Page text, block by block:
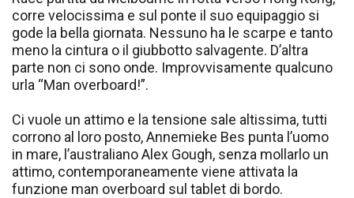
corre velocissima e sul ponte il suo equipaggio si
gode la bella giornata. Nessuno ha le scarpe e tanto
meno la cintura o il giubbotto salvagente. D’altra
parte non ci sono onde. Improvvisamente qualcuno
urla “Man overboard!”.
Ci vuole un attimo e la tensione sale altissima, tutti
corrono al loro posto, Annemieke Bes punta l’uomo
in mare, l’australiano Alex Gough, senza mollarlo un
attimo, contemporaneamente viene attivata la
funzione man overboard sul tablet di bordo.